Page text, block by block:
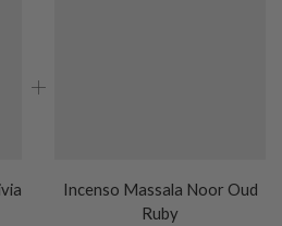
Incenso Massala Noor Oud
Ruby